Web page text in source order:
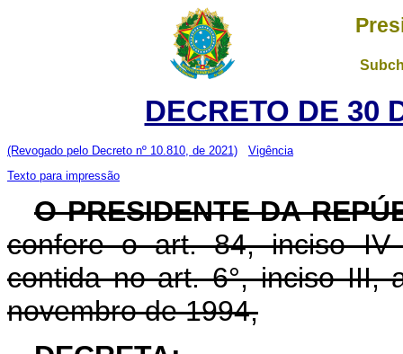
DECRETO DE 30
(Revogado pelo Decreto nº 10.810, de 2021)
Vigência
Texto para impressão
O PRESIDENTE DA
confere o art. 84, inciso IV
contida no art. 6°, inciso III,
novembro de 1994,